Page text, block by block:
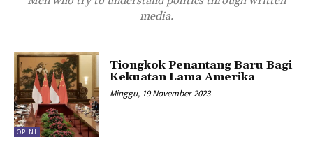
media.
OPINI
Tiongkok Penantang Baru Bagi
Kekuatan Lama Amerika
Minggu, 19 November 2023